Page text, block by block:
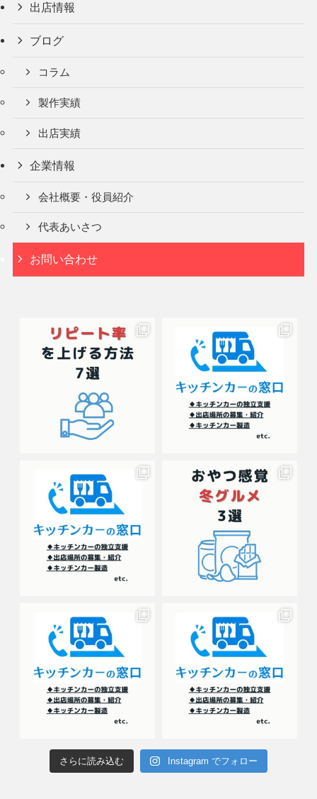
出店情報
ブログ
コラム
製作実績
出店実績
企業情報
会社概要・役員紹介
代表あいさつ
お問い合わせ
さらに読み込む Instagram でフォロー